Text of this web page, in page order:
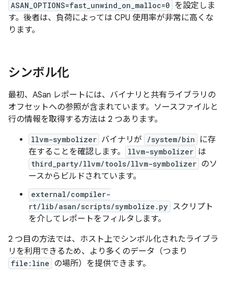
ASAN_OPTIONS=fast_unwind_on_malloc=0 を設定しま
す。後者は、負荷によっては CPU 使用率が非常に高くな
ります。
シンボル化
最初、ASan レポートには、バイナリと共有ライブラリの
オフセットへの参照が含まれています。ソースファイルと
行の情報を取得する方法は 2 つあります。
llvm-symbolizer バイナリが /system/bin
に存
在することを確認します。
llvm-symbolizer は
third_party/llvm/tools/llvm-symbolizer のソ
ースからビルドされています。
external/compiler-
rt/lib/asan/scripts/symbolize.py スクリプト
を介してレポートをフィルタします。
2 つ目の方法では、ホスト上でシンボル化されたライブラ
リを利用できるため、より多くのデータ（つまり
file:line の場所）を提供できます。